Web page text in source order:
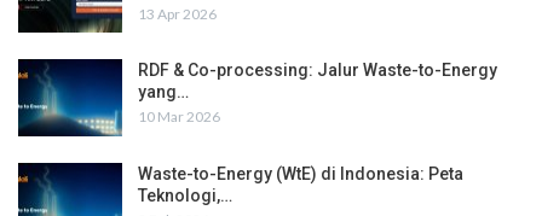
13 Apr 2026
RDF & Co-processing: Jalur Waste-to-Energy
yang…
10 Mar 2026
Waste-to-Energy (WtE) di Indonesia: Peta
Teknologi,…